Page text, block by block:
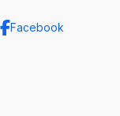
Facebook